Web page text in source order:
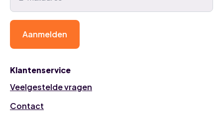
Klantenservice
Veelgestelde vragen
Contact
Aanmelden